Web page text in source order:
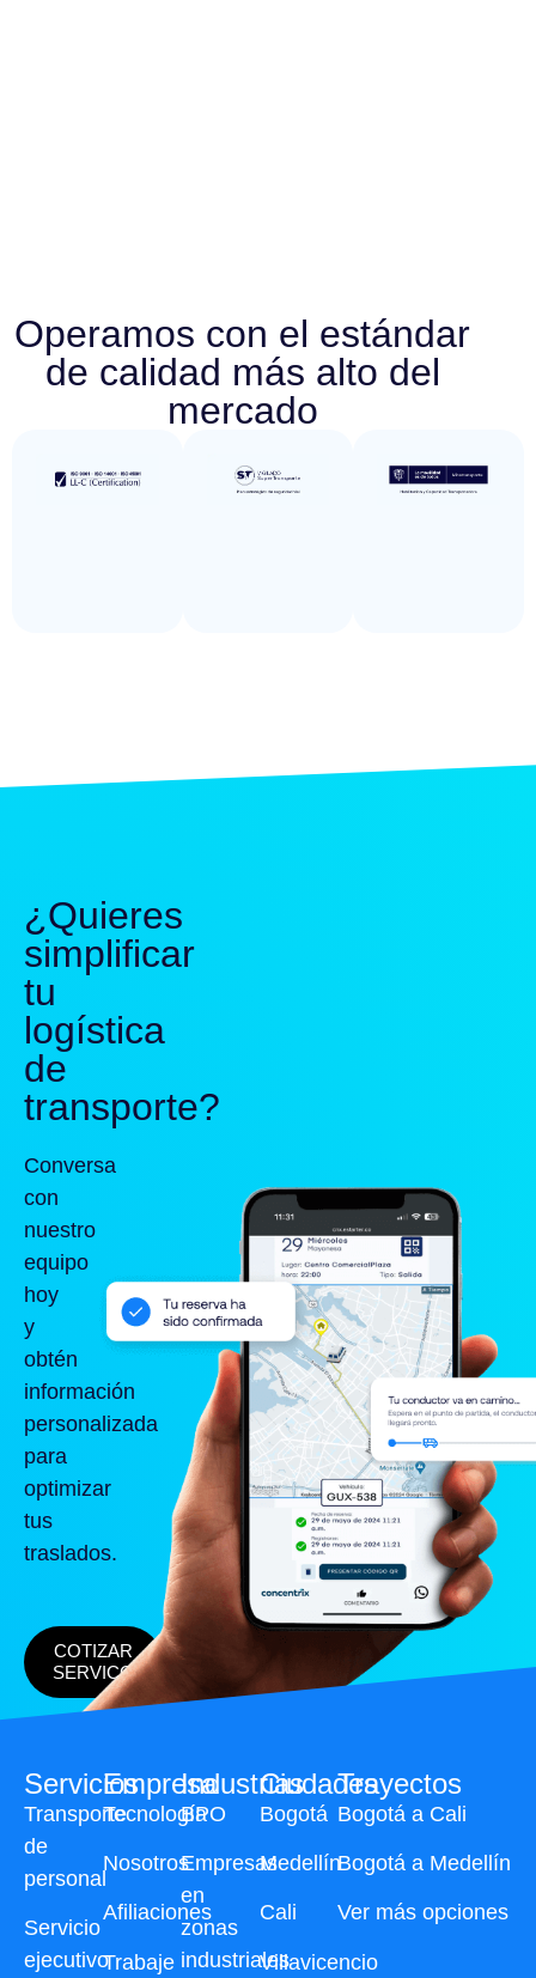
Operamos con el estándar
de calidad más alto del
mercado
¿Quieres
simplificar
tu
logística
de
transporte?
Conversa
con
nuestro
equipo
hoy
y
obtén
información
personalizada
para
optimizar
tus
traslados.
COTIZAR
SERVICO
Servicios
Transporte
de
personal
Servicio
ejecutivo
Industrias
BPO
Empresas
en
zonas
industriales
Ciudades
Bogotá
Medellín
Cali
Villavicencio
Trayectos
Bogotá a Cali
Bogotá a Medellín
Ver más opciones
Empresa
Tecnología
Nosotros
Afiliaciones
Trabaje